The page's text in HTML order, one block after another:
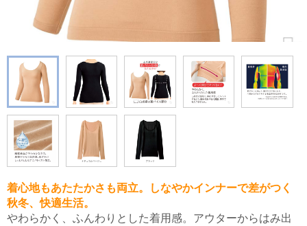
着心地もあたたかさも両立。しなやかインナーで差がつく
秋冬、快適生活。
やわらかく、ふんわりとした着用感。アウターからはみ出